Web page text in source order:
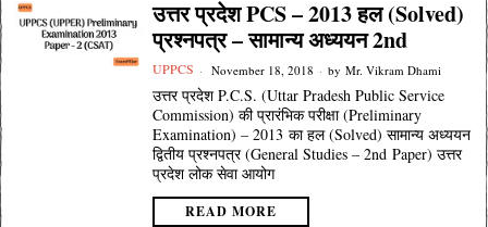
उत्तर प्रदेश PCS – 2013 हल (Solved)
प्रश्नपत्र – सामान्य अध्ययन 2nd
UPPCS November 18, 2018 by Mr. Vikram Dhami
उत्तर प्रदेश P.C.S. (Uttar Pradesh Public Service
Commission) की प्रारंभिक परीक्षा (Preliminary
Examination) – 2013 का हल (Solved) सामान्य अध्ययन
द्वितीय प्रश्नपत्र (General Studies – 2nd Paper) उत्तर
प्रदेश लोक सेवा आयोग
READ MORE